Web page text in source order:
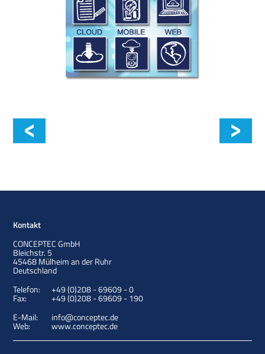
Kontakt
CONCEPTEC GmbH
Bleichstr. 5
45468Mülheim an der Ruhr
Deutschland
Telefon:
+49 (0)208 - 69609 - 0
Fax:
+49 (0)208 - 69609 - 190
E-Mail:
info@conceptec.de
Web: www.conceptec.de